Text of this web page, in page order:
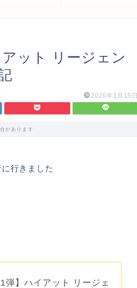
アット リージェン
2026年1月15日
があります
行きました
弾】ハイアット リージェ